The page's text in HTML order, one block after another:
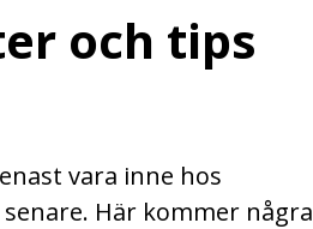
och tips
vara inne hos
Här kommer några